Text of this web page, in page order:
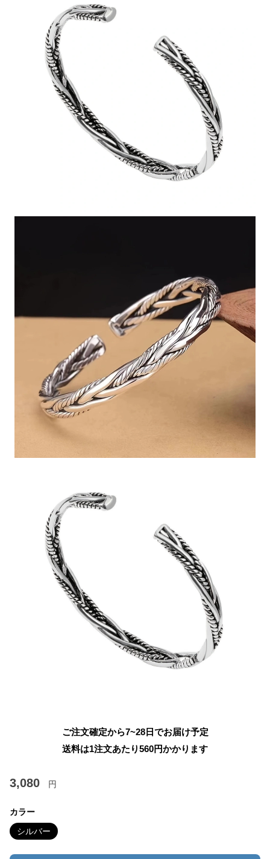
ご注文確定から7~28日でお届け予定
送料は1注文あたり560円かかります
3,080 円
カラー
シルバー